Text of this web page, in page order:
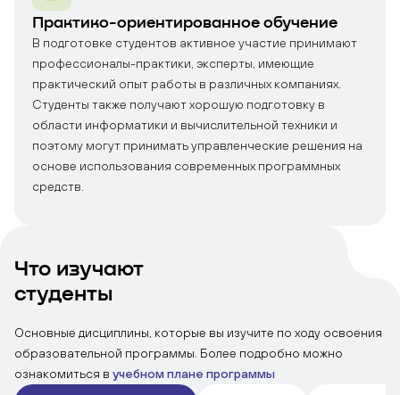
Практико-ориентированное обучение
В подготовке студентов активное участие принимают
профессионалы-практики, эксперты, имеющие
практический опыт работы в различных компаниях.
Студенты также получают хорошую подготовку в
области информатики и вычислительной техники и
поэтому могут принимать управленческие решения на
основе использования современных программных
средств.
Что изучают
студенты
Основные дисциплины, которые вы изучите по ходу освоения
образовательной программы. Более подробно можно
ознакомиться в учебном плане программы